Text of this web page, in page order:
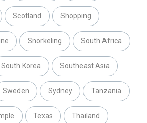
Scotland Shopping
Snorkeling South Africa
South Korea Southeast Asia
Sweden Sydney Tanzania
Texas Thailand